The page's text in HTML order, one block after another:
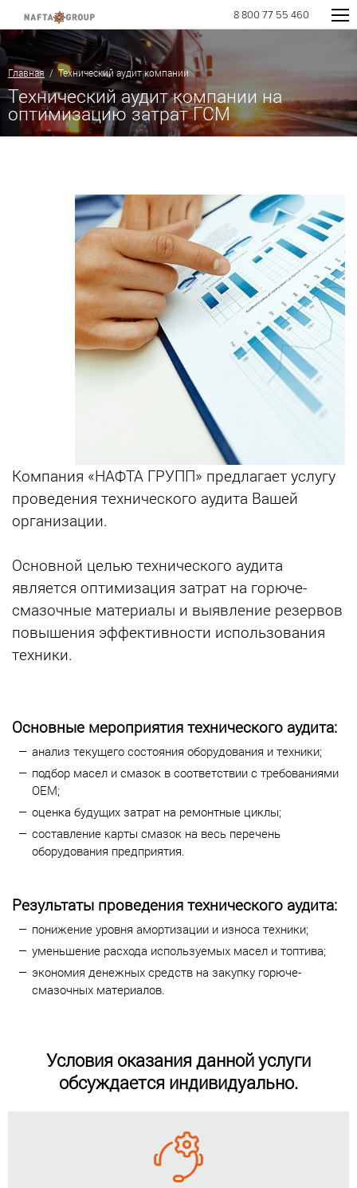
8 800 77 55 460
Главная / Технический аудит компании
Технический аудит компании на
оптимизацию затрат ГСМ
Компания «НАФТА ГРУПП» предлагает услугу
проведения технического аудита Вашей
организации.
Основной целью технического аудита
является оптимизация затрат на горюче-
смазочные материалы и выявление резервов
повышения эффективности использования
техники.
Основные мероприятия технического аудита:
анализ текущего состояния оборудования и техники;
подбор масел и смазок в соответствии с требованиями
ОЕМ;
оценка будущих затрат на ремонтные циклы;
составление карты смазок на весь перечень
оборудования предприятия.
Результаты проведения технического аудита:
понижение уровня амортизации и износа техники;
уменьшение расхода используемых масел и топтива;
экономия денежных средств на закупку горюче-
смазочных материалов.
Условия оказания данной услуги
обсуждается индивидуально.